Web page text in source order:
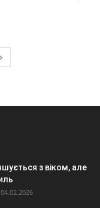
з віком, але
04.02.2026